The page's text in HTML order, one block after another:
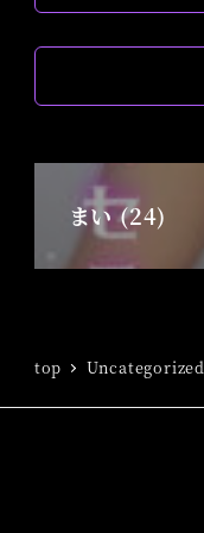
まい (24)
top Uncategorized